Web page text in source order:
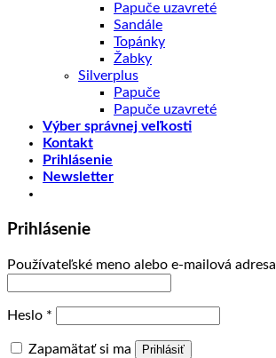
Papuče uzavreté
Sandále
Topánky
Žabky
Silverplus
Papuče
Papuče uzavreté
Výber správnej veľkosti
Kontakt
Prihlásenie
Newsletter
Prihlásenie
Používateľské meno alebo e-mailová adresa
Heslo *
Zapamätať si ma Prihlásiť